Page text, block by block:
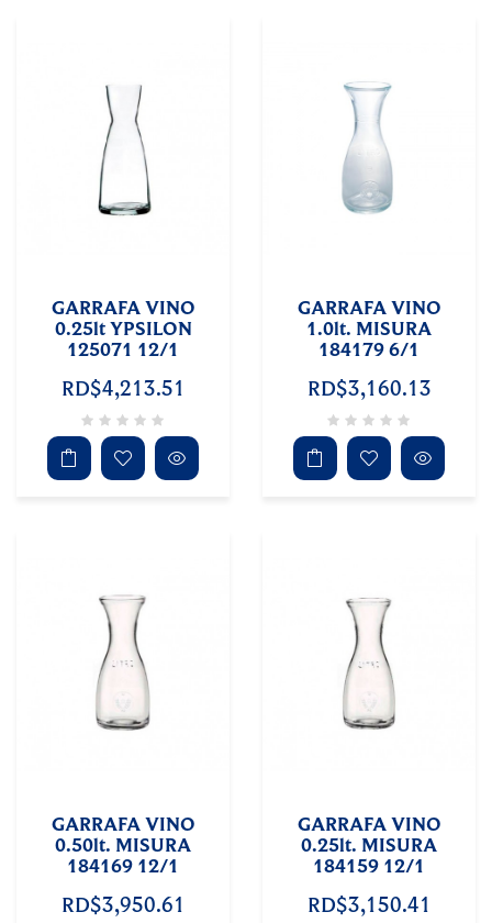
GARRAFA VINO
0.25lt YPSILON
125071 12/1
RD$4,213.51
GARRAFA VINO
1.0lt. MISURA
184179 6/1
RD$3,160.13
GARRAFA VINO
0.50lt. MISURA
184169 12/1
RD$3,950.61
GARRAFA VINO
0.25lt. MISURA
184159 12/1
RD$3,150.41